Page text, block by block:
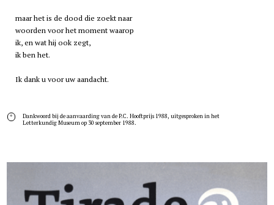
maar het is de dood die zoekt naar
woorden voor het moment waarop
ik, en wat hij ook zegt,
ik ben het.
Ik dank u voor uw aandacht.
*
Dankwoord bij de aanvaarding van de P.C. Hooftprijs 1988, uitgesproken in het
Letterkundig Museum op 30 september 1988.